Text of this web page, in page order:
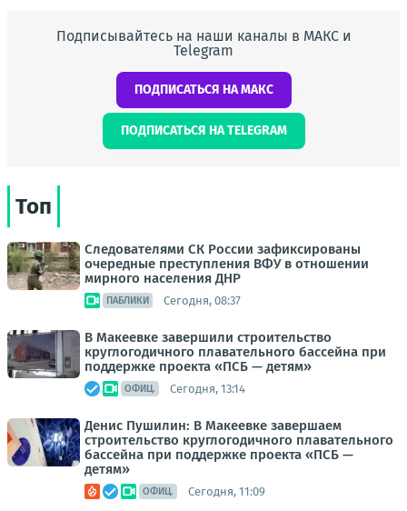
Подписывайтесь на наши каналы в МАКС и
Telegram
ПОДПИСАТЬСЯ НА МАКС
ПОДПИСАТЬСЯ НА TELEGRAM
Топ
Следователями СК России зафиксированы
очередные преступления ВФУ в отношении
мирного населения ДНР
ПАБЛИКИ Сегодня, 08:37
В Макеевке завершили строительство
круглогодичного плавательного бассейна при
поддержке проекта «ПСБ — детям»
ОФИЦ. Сегодня, 13:14
Денис Пушилин: В Макеевке завершаем
строительство круглогодичного плавательного
бассейна при поддержке проекта «ПСБ —
детям»
ОФИЦ. Сегодня, 11:09